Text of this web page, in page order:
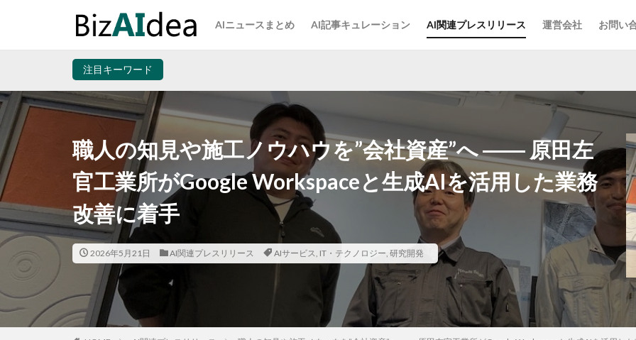
AIニュースまとめ AI記事キュレーション AI関連プレスリリース 運営会社 お問い
注目キーワード
職人の知見や施工ノウハウを”会社資産”へ ―― 原田左
官工業所がGoogle Workspaceと生成AIを活用した業務
改善に着手
2026年5月21日 AI関連プレスリリース AIサービス, IT・テクノロジー, 研究開発